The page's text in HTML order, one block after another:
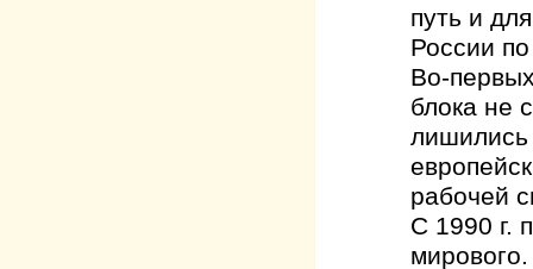
путь и
России
Во-
блока не
лишились
рабочей
С 1990 г.